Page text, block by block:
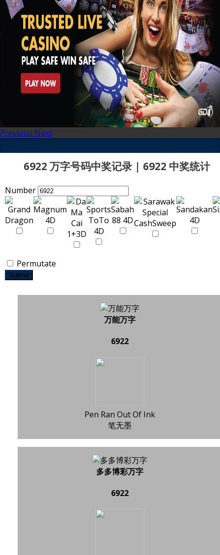
Previous Next
6922 万字号码中奖记录 | 6922 中奖统计
Number
Permutate
Submit
万能万字
6922
Pen Ran Out Of Ink
笔无墨
多多博彩万字
6922